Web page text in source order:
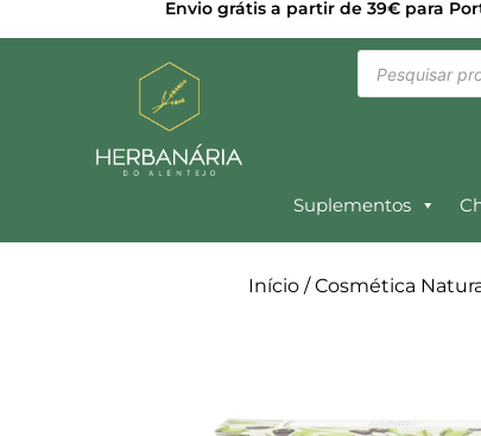
Envio grátis a partir de 39€ para
Suplementos
Início/Cosmética